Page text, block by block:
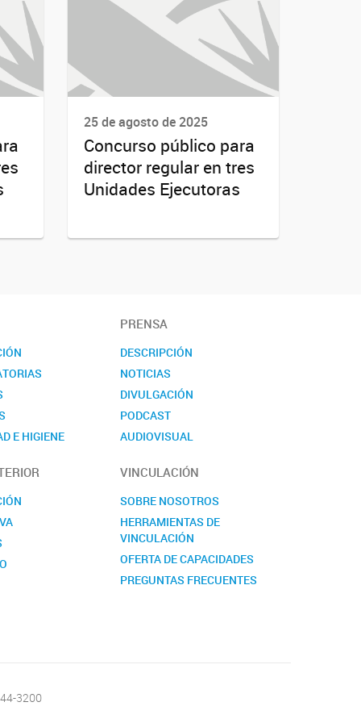
25 de agosto de 2025
Concurso público para
director regular en tres
Unidades Ejecutoras
E HIGIENE
PRENSA
DESCRIPCIÓN
NOTICIAS
DIVULGACIÓN
PODCAST
AUDIOVISUAL
NOVEDADES
CONTACTO
VINCULACIÓN
SOBRE NOSOTROS
HERRAMIENTAS DE
VINCULACIÓN
OFERTA DE CAPACIDADES
PREGUNTAS FRECUENTES
3200